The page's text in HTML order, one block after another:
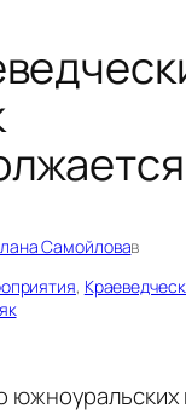
Самойловав
,
южноуральских